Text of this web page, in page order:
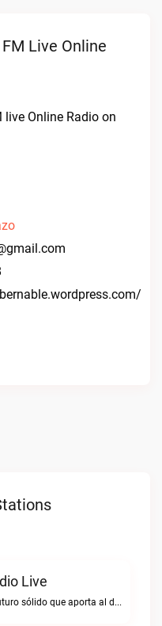
Live Online
Online Radio on
Live
Consolidamos un futuro sólido que aporta al desarrollo.Construye Radio live